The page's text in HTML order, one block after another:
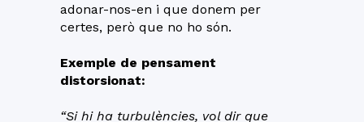
adonar-nos-en i que donem per
certes, però que no ho són.
Exemple de pensament
distorsionat:
“Si hi ha turbulències, vol dir que